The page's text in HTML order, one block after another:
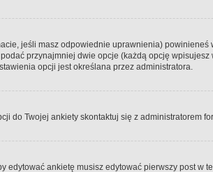
jeśli masz odpowiednie uprawnienia) powinieneś
przynajmniej dwie opcje (każdą opcję
opcji jest określana przez administratora.
do Twojej ankiety skontaktuj się z administratorem
ankietę musisz edytować pierwszy post w